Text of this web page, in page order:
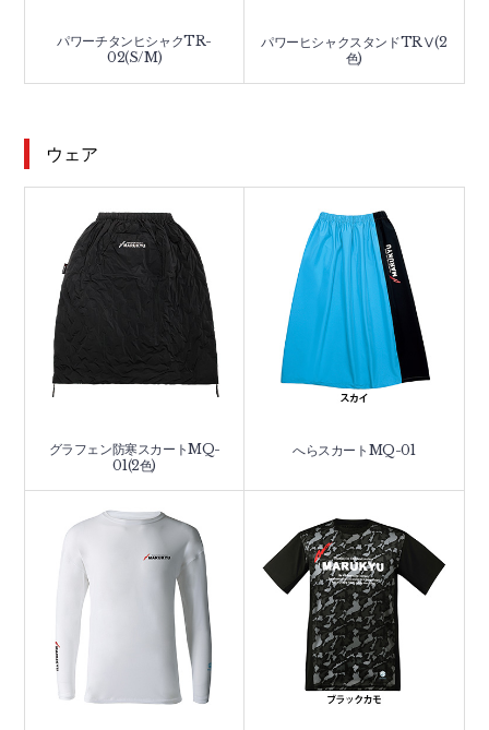
パワーチタンヒシャクTR-
02(S/M)
パワーヒシャクスタンドTRⅤ(2
色)
ウェア
グラフェン防寒スカートMQ-
01(2色)
へらスカートMQ-01